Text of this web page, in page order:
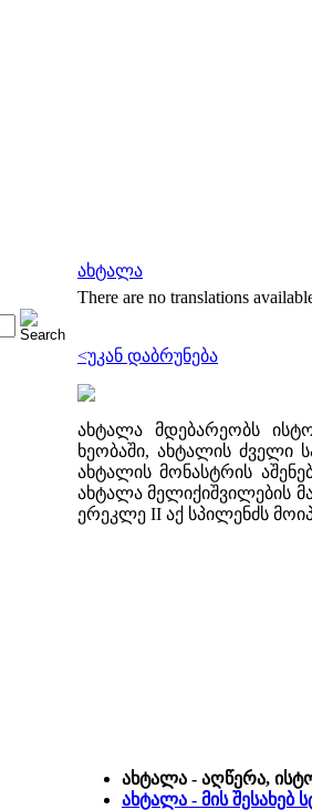
ახტალა
There are no translations
<უკან დაბრუნება
ახტალა მდებარეობს
ხეობაში, ახტალის ძველი
ახტალის მონასტრის
ახტალა მელიქიშვილების
ერეკლე II აქ სპილენძს
ახტალა - აღწერა,
ახტალა - მის შესახებ